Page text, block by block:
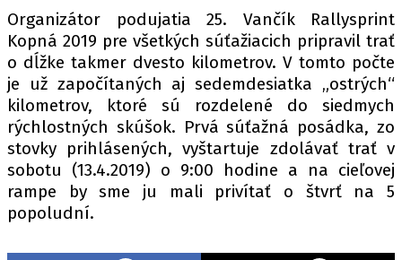
Provozovatelem serveru autoroad.cz je
INCORP MEDIA GROUP s.r.o., IČ: 118 23 054
Organizátor podujatia 25. Vančík Rallysprint
Kopná 2019 pre všetkých súťažiacich pripravil trať
o dĺžke takmer dvesto kilometrov. V tomto počte
je už započítaných aj sedemdesiatka „ostrých“
kilometrov, ktoré sú rozdelené do siedmych
rýchlostných skúšok. Prvá súťažná posádka, zo
stovky prihlásených, vyštartuje zdolávať trať v
sobotu (13.4.2019) o 9:00 hodine a na cieľovej
rampe by sme ju mali privítať o štvrť na 5
popoludní.